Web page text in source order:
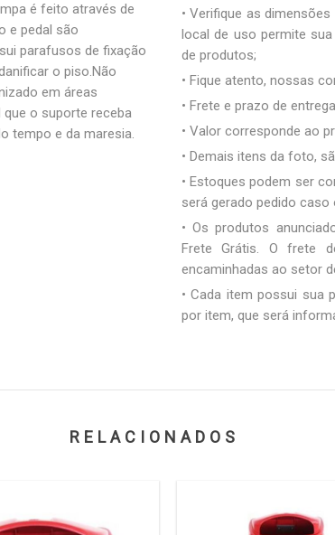
é feito através de
e pedal são
parafusos de fixação
o piso.Não
em áreas
que o suporte receba
tempo e da maresia.
• Verifique as
local de uso permite
de produtos;
• Fique atento, nossas
• Frete e prazo de
• Valor corresponde ao
• Demais itens da foto,
• Estoques podem ser
será gerado pedido
• Os produtos
Frete Grátis. O frete
encaminhadas ao setor
• Cada item possui sua
por item, que será
RELACIONADOS